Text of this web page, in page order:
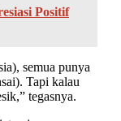
Positif
semua punya
Tapi kalau
tegasnya.